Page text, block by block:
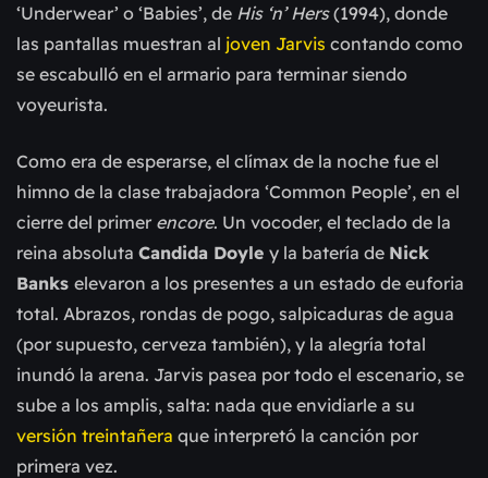
‘Underwear’ o ‘Babies’, de His ‘n’ Hers(1994), donde
las pantallas muestran al joven Jarvis contando como
se escabulló en el armario para terminar siendo
voyeurista.
Como era de esperarse, el clímax de la noche fue el
himno de la clase trabajadora ‘Common People’, en el
cierre del primer encore. Un vocoder, el teclado de la
reina absoluta Candida Doyle y la batería de Nick
Banks elevaron a los presentes a un estado de euforia
total. Abrazos, rondas de pogo, salpicaduras de agua
(por supuesto, cerveza también), y la alegría total
inundó la arena. Jarvis pasea por todo el escenario, se
sube a los amplis, salta: nada que envidiarle a su
versión treintañera que interpretó la canción por
primera vez.